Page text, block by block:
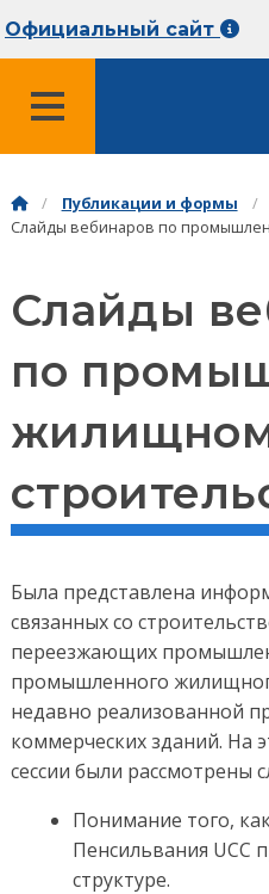
Официальный сайт
Публикации и формы
Слайды вебинаров по
Слайды
по
Была представлена
связанных со
переезжающих
промышленного
недавно реализованной
коммерческих зданий. На
сессии были рассмотрены
Понимание того,
Пенсильвания UCC
структуре.